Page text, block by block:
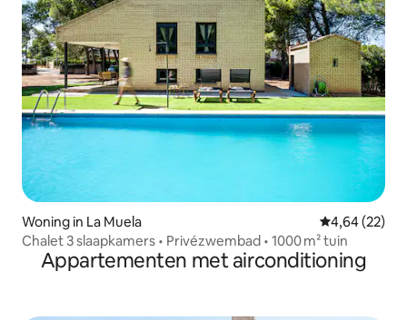
Woning in La Muela Gemiddelde
4,64 (22)
Chalet 3 slaapkamers • Privézwembad • 1000 m² tuin
Appartementen met airconditioning